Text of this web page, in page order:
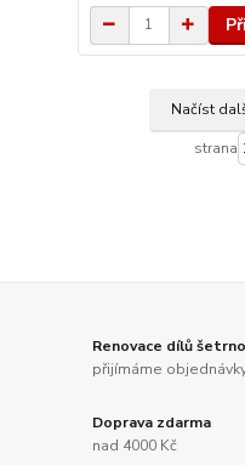
Načíst
strana
Renovace dílů
přijímáme
Doprava zdarma
nad 4000 Kč